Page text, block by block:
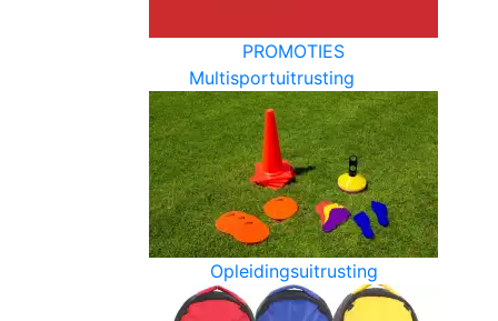
PROMOTIES
Multisportuitrusting
Opleidingsuitrusting